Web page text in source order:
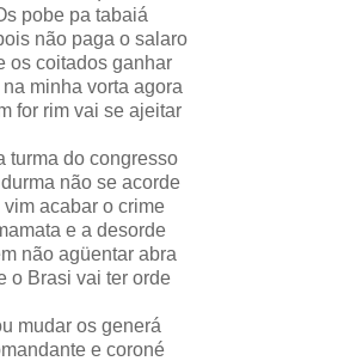
pobe pa tabaiá
não paga o salaro
os coitados ganhar
na minha vorta agora
for rim vai se ajeitar
turma do congresso
não se acorde
vim acabar o crime
e a desorde
não agüentar abra
o Brasi vai ter orde
mudar os generá
e coroné